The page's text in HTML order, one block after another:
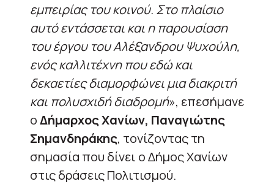
εμπειρίας του κοινού. Στο πλαίσιο
αυτό εντάσσεται και η παρουσίαση
του έργου του Αλέξανδρου Ψυχούλη,
ενός καλλιτέχνη που εδώ και
δεκαετίες διαμορφώνει μια διακριτή
και πολυσχιδή διαδρομή», επεσήμανε
οΔήμαρχος Χανίων, Παναγιώτης
Σημανδηράκης, τονίζοντας τη
σημασία που δίνει ο Δήμος Χανίων
στις δράσεις Πολιτισμού.